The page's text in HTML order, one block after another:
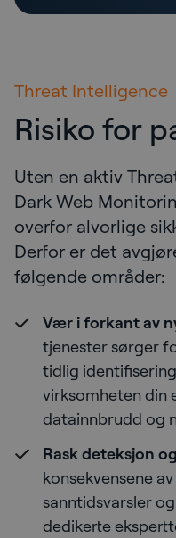
Threat Intelligence
Risiko for
Uten en aktiv
Dark Web
overfor alvorlige
Derfor er det
følgende områder:
Vær i forkant av
tjenester sørger
tidlig
virksomheten din
datainnbrudd og
Rask deteksjon
konsekvensene
sanntidsvarsler
dedikerte